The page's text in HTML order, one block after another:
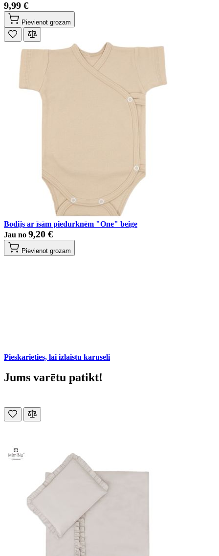
9,99 €
Pievienot grozam
Bodijs ar īsām piedurknēm "One" beige
Jau no 9,20 €
Pievienot grozam
Pieskarieties, lai izlaistu karuseli
Jums varētu patikt!